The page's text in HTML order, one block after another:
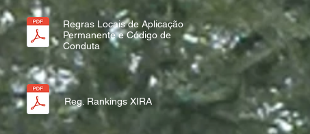
Regras Locais de Aplicação
Permanente e Código de
Conduta
Reg. Rankings XIRA